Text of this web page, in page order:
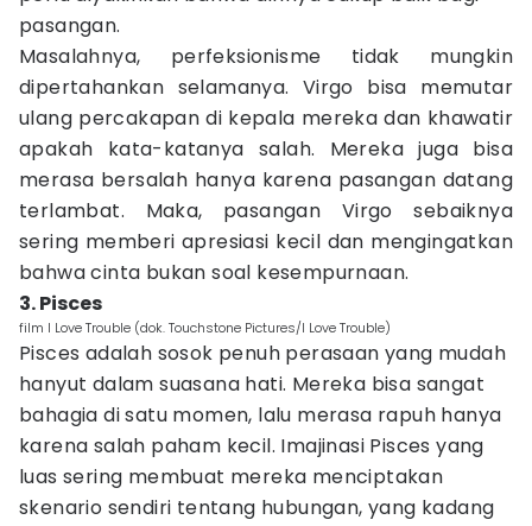
pasangan.
Masalahnya, perfeksionisme tidak mungkin
dipertahankan selamanya. Virgo bisa memutar
ulang percakapan di kepala mereka dan khawatir
apakah kata-katanya salah. Mereka juga bisa
merasa bersalah hanya karena pasangan datang
terlambat. Maka, pasangan Virgo sebaiknya
sering memberi apresiasi kecil dan mengingatkan
bahwa cinta bukan soal kesempurnaan.
3. Pisces
film I Love Trouble (dok. Touchstone Pictures/I Love Trouble)
Pisces adalah sosok penuh perasaan yang mudah
hanyut dalam suasana hati. Mereka bisa sangat
bahagia di satu momen, lalu merasa rapuh hanya
karena salah paham kecil. Imajinasi Pisces yang
luas sering membuat mereka menciptakan
skenario sendiri tentang hubungan, yang kadang